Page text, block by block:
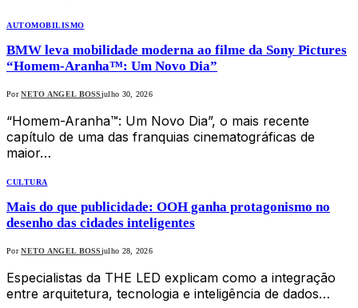
AUTOMOBILISMO
BMW leva mobilidade moderna ao filme da Sony Pictures
“Homem-Aranha™: Um Novo Dia”
Por NETO ANGEL BOSSjulho 30, 2026
“Homem-Aranha™: Um Novo Dia”, o mais recente
capítulo de uma das franquias cinematográficas de
maior…
CULTURA
Mais do que publicidade: OOH ganha protagonismo no
desenho das cidades inteligentes
Por NETO ANGEL BOSSjulho 28, 2026
Especialistas da THE LED explicam como a integração
entre arquitetura, tecnologia e inteligência de dados…